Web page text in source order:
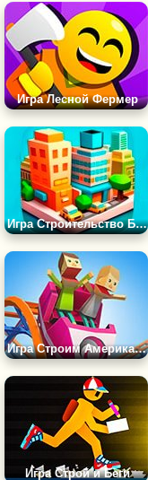
Игра Лесной Фермер
Игра Строительство Башен в Городе
Игра Строим Американские Горки
Игра Строй и Беги